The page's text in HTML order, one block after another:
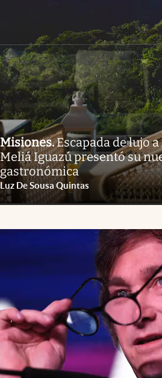
Misiones.Escapada de lujo
Meliá Iguazú presentó su
gastronómica
Luz De Sousa Quintas